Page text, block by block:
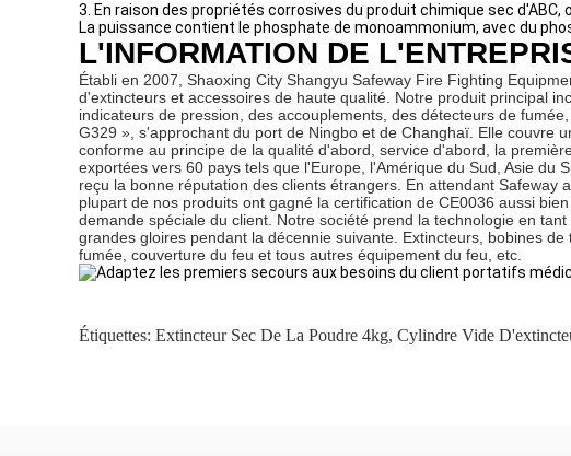
3. En raison des propriétés corrosives du produit chimique sec
La puissance contient le phosphate de monoammonium, avec du
L'INFORMATION DE
Établi en 2007, Shaoxing City Shangyu Safeway Fire Fighting
d'extincteurs et accessoires de haute qualité. Notre produit principal
indicateurs de pression, des accouplements, des détecteurs de
G329 », s'approchant du port de Ningbo et de Changhaï. Elle couvre
conforme au principe de la qualité d'abord, service d'abord, la
exportées vers 60 pays tels que l'Europe, l'Amérique du Sud, Asie du
reçu la bonne réputation des clients étrangers. En attendant
plupart de nos produits ont gagné la certification de CE0036 aussi
demande spéciale du client. Notre société prend la technologie en
grandes gloires pendant la décennie suivante. Extincteurs, bobines
fumée, couverture du feu et tous autres équipement du feu, etc.
Étiquettes: Extincteur Sec De La Poudre 4kg, Cylindre Vide